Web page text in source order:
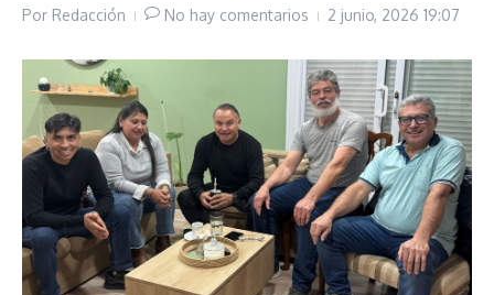
Por Redacción No hay comentarios 2 junio, 2026 19:07